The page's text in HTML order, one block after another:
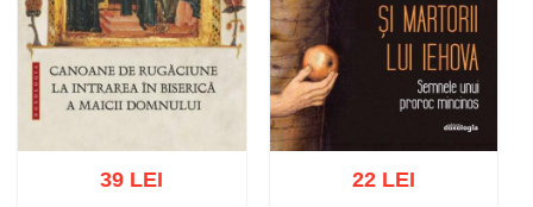
39 LEI 22 LEI